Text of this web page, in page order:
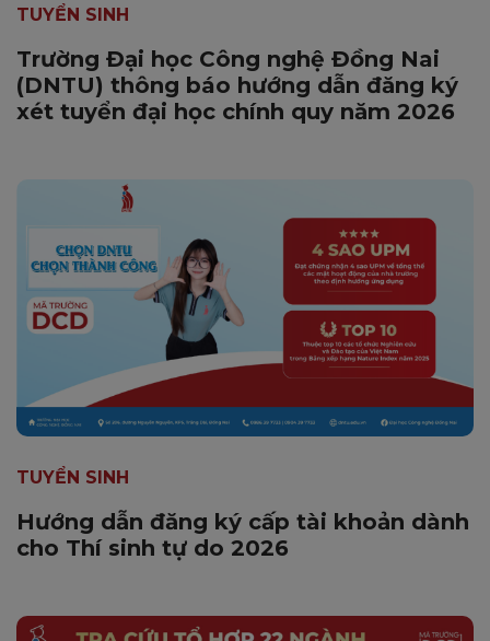
TUYỂN SINH
Trường Đại học Công nghệ Đồng Nai
(DNTU) thông báo hướng dẫn đăng ký
xét tuyển đại học chính quy năm 2026
TUYỂN SINH
Hướng dẫn đăng ký cấp tài khoản dành
cho Thí sinh tự do 2026